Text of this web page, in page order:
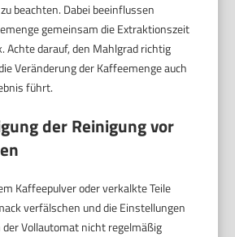
beachten. Dabei beeinflussen
gemeinsam die Extraktionszeit
Achte darauf, den Mahlgrad richtig
Veränderung der Kaffeemenge auch
führt.
der Reinigung vor
Kaffeepulver oder verkalkte Teile
verfälschen und die Einstellungen
Vollautomat nicht regelmäßig